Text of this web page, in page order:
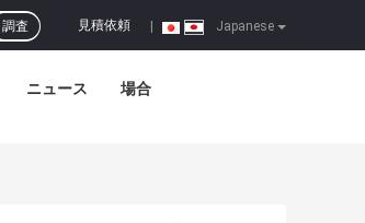
Japanese
見積依頼
調査
ニュース 場合